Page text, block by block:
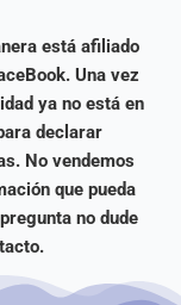
está afiliado
Una vez
ya no está en
declarar
No vendemos
que pueda
no dude